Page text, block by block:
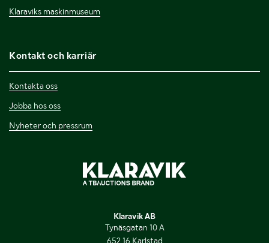
Klaraviks maskinmuseum
Kontakt och karriär
Kontakta oss
Jobba hos oss
Nyheter och pressrum
Klaravik AB
Tynäsgatan 10 A
652 16 Karlstad